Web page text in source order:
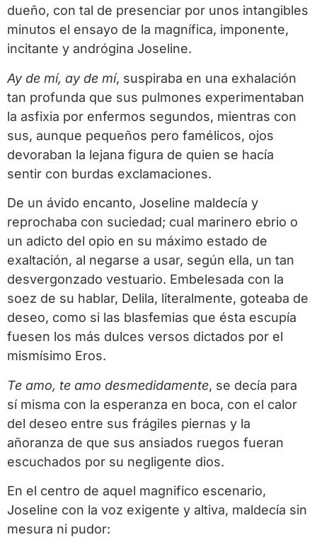
dueño, con tal de presenciar por unos intangibles
minutos el ensayo de la magnífica, imponente,
incitante y andrógina Joseline.
Ay de mí, ay de mí, suspiraba en una exhalación
tan profunda que sus pulmones experimentaban
la asfixia por enfermos segundos, mientras con
sus, aunque pequeños pero famélicos, ojos
devoraban la lejana figura de quien se hacía
sentir con burdas exclamaciones.
De un ávido encanto, Joseline maldecía y
reprochaba con suciedad; cual marinero ebrio o
un adicto del opio en su máximo estado de
exaltación, al negarse a usar, según ella, un tan
desvergonzado vestuario. Embelesada con la
soez de su hablar, Delila, literalmente, goteaba de
deseo, como si las blasfemias que ésta escupía
fuesen los más dulces versos dictados por el
mismísimo Eros.
Te amo, te amo desmedidamente, se decía para
sí misma con la esperanza en boca, con el calor
del deseo entre sus frágiles piernas y la
añoranza de que sus ansiados ruegos fueran
escuchados por su negligente dios.
En el centro de aquel magnifico escenario,
Joseline con la voz exigente y altiva, maldecía sin
mesura ni pudor: